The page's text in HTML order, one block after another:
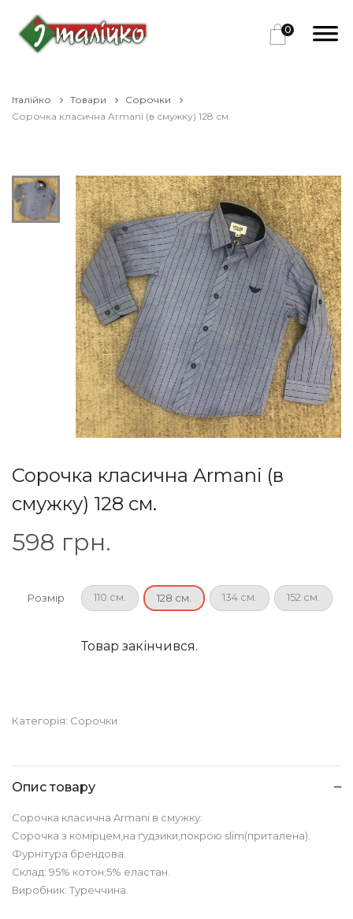
0
Італійко Товари
Сорочки
Сорочка класична Armani (в смужку) 128 см.
Сорочка класична Armani (в
смужку) 128 см.
598 грн.
Розмір 110 см. 128 см. 134 см. 152 см.
Товар закінчився.
Категорія: Сорочки
Опис товару
Сорочка класична Armani в смужку:
Сорочка з комірцем,на ґудзики,покрою slim(приталена).
Фурнітура брендова.
Склад: 95% котон;5% еластан.
Виробник: Туреччина.